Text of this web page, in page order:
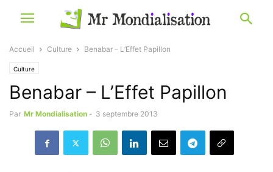
Accueil Culture Benabar – L’Effet Papillon
Culture
Benabar – L’Effet Papillon
Par Mr Mondialisation - 3 septembre 2013